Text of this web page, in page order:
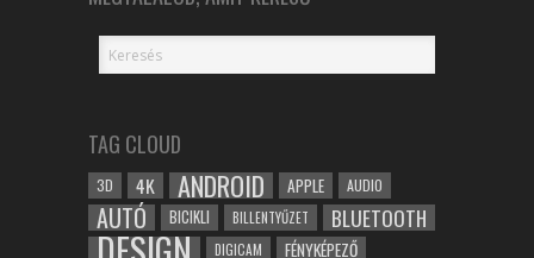
TAG CLOUD
3D 4K ANDROID APPLE AUDIO
AUTÓ BICIKLI BILLENTYŰZET BLUETOOTH
DIGICAM FÉNYKÉPEZŐ